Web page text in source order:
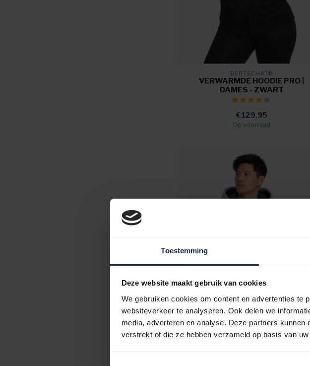
Toestemming
Deze website maakt gebruik van cookies
We gebruiken cookies om content en advertenties te
websiteverkeer te analyseren. Ook delen we
media, adverteren en analyse. Deze partners
verstrekt of die ze hebben verzameld op basis van
BERTSCHAT®
VERWARMDE HOODIE PRO |
DAMES - ZWART
€129,95
Op voorraad
BERTSCHAT®
VERWARMDE HOODIE - HEREN |